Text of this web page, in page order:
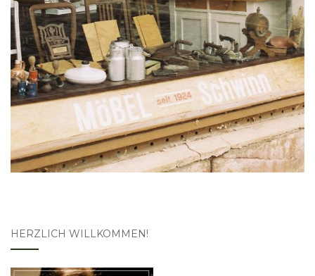
HERZLICH WILLKOMMEN!